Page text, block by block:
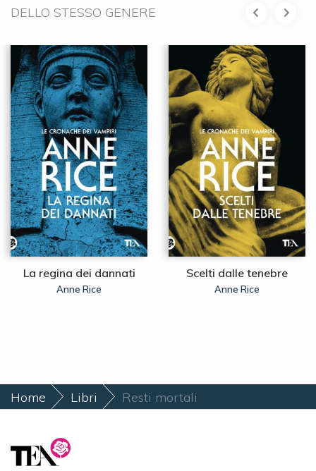
DELLO STESSO GENERE
La regina dei dannati
Anne Rice
Scelti dalle tenebre
Anne Rice
Home Libri Resti mortali